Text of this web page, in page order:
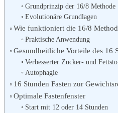
Grundprinzip der 16/8 Methode
Evolutionäre Grundlagen
Wie funktioniert die 16/8
Praktische Anwendung
Gesundheitliche Vorteile des 16
Verbesserter Zucker- und
Autophagie
16 Stunden Fasten zur
Optimale Fastenfenster
Start mit 12 oder 14 Stunden